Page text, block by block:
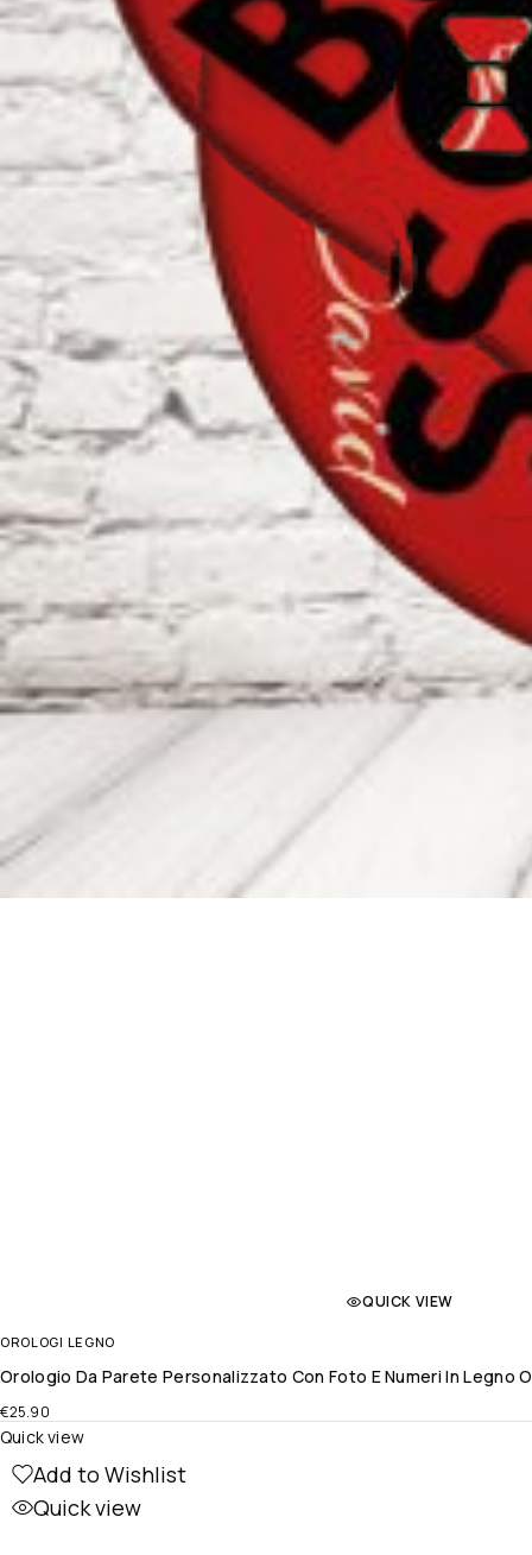
QUICK VIEW
OROLOGI LEGNO
Orologio Da Parete Personalizzato Con Foto E Numeri In Legno
€25.90
Add to Wishlist
Quick view
Quick view